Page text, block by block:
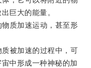
巨大的能量。
质加速运动，甚至形
被加速的过程中，可
中形成一种神秘的加